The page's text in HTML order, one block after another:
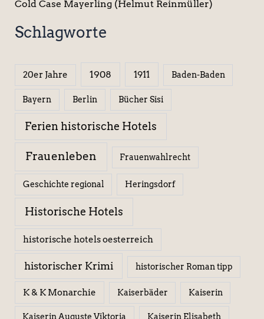
Cold Case Mayerling (Helmut Reinmüller)
Schlagworte
20er Jahre 1908 1911 Baden-Baden
Bayern Berlin Bücher Sisi
Ferien historische Hotels
Frauenleben Frauenwahlrecht
Geschichte regional Heringsdorf
Historische Hotels
historische hotels oesterreich
historischer Krimi historischer Roman tipp
K & K Monarchie Kaiserbäder Kaiserin
Kaiserin Auguste Viktoria Kaiserin Elisabeth